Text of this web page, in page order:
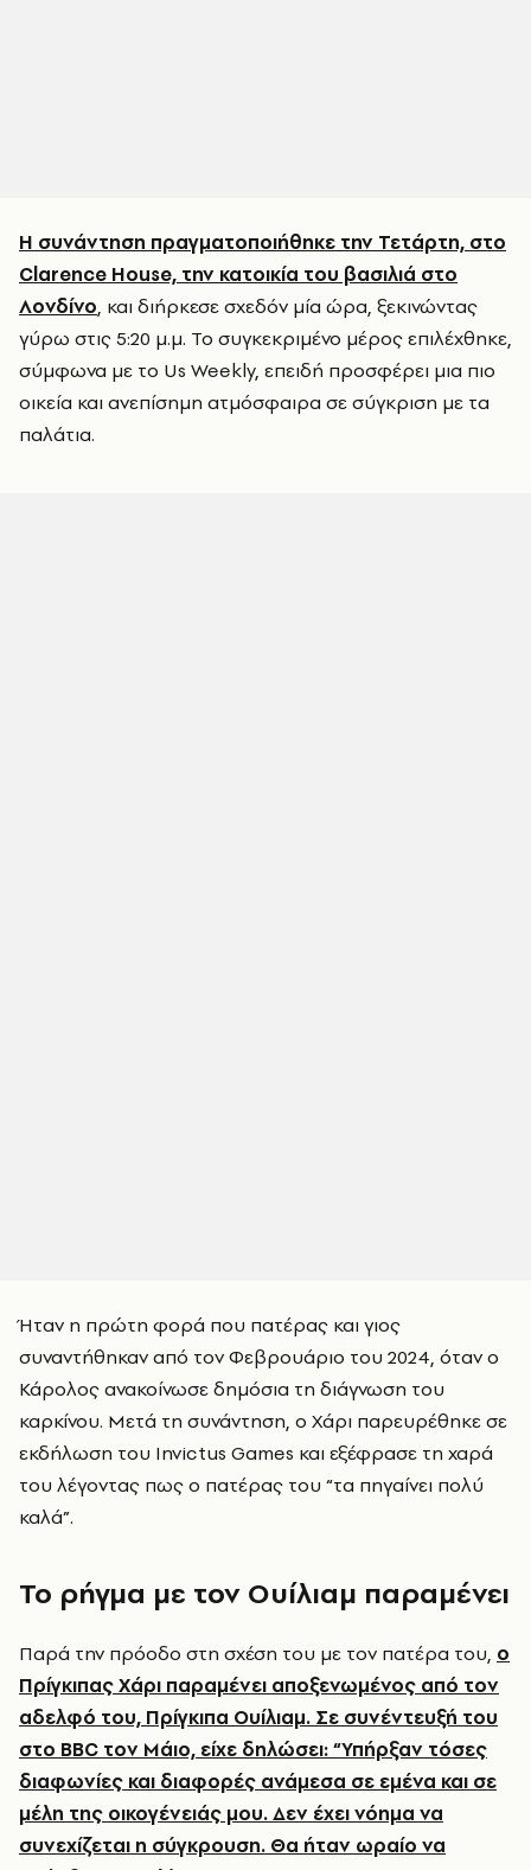
Η συνάντηση πραγματοποιήθηκε την Τετάρτη, στο
Clarence House, την κατοικία του βασιλιά στο
Λονδίνο, και διήρκεσε σχεδόν μία ώρα, ξεκινώντας
γύρω στις 5:20 μ.μ. Το συγκεκριμένο μέρος επιλέχθηκε,
σύμφωνα με το Us Weekly, επειδή προσφέρει μια πιο
οικεία και ανεπίσημη ατμόσφαιρα σε σύγκριση με τα
παλάτια.
Ήταν η πρώτη φορά που πατέρας και γιος
συναντήθηκαν από τον Φεβρουάριο του 2024, όταν ο
Κάρολος ανακοίνωσε δημόσια τη διάγνωση του
καρκίνου. Μετά τη συνάντηση, ο Χάρι παρευρέθηκε σε
εκδήλωση του Invictus Games και εξέφρασε τη χαρά
του λέγοντας πως ο πατέρας του “τα πηγαίνει πολύ
καλά”.
Το ρήγμα με τον Ουίλιαμ παραμένει
Παρά την πρόοδο στη σχέση του με τον πατέρα του, ο
Πρίγκιπας Χάρι παραμένει αποξενωμένος από τον
αδελφό του, Πρίγκιπα Ουίλιαμ. Σε συνέντευξή του
στο BBC τον Μάιο, είχε δηλώσει: “Υπήρξαν τόσες
διαφωνίες και διαφορές ανάμεσα σε εμένα και σε
μέλη της οικογένειάς μου. Δεν έχει νόημα να
συνεχίζεται η σύγκρουση. Θα ήταν ωραίο να